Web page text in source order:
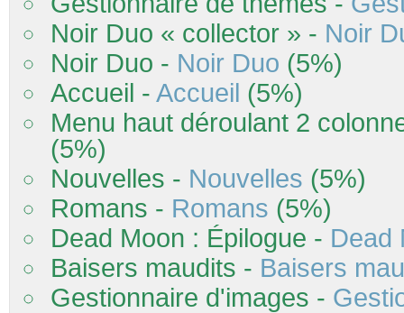
Noir Duo « collector » - Noir
Noir Duo - Noir Duo (5%)
Accueil - Accueil (5%)
Menu haut déroulant 2
(5%)
Nouvelles - Nouvelles (5%)
Romans - Romans (5%)
Dead Moon : Épilogue - Dead
Baisers maudits - Baisers
Gestionnaire d'images -